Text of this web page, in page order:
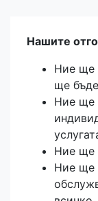
Нашите
Ние ще
ще
Ние ще
Ние ще
Ние ще